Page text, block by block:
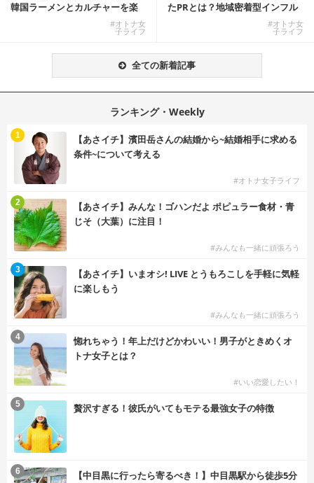
韓国ラーメンとカルチャーを楽
#オトナ女
子ライフ
たPRとは？地域密着型インフル
#オトナ女
子ライフ
全ての新着記事
ランキング・Weekly
【あさイチ】濱田岳さんの結婚から~結婚相手に求める
条件~について考える
#オトナ女子ライフ
1
【あさイチ】みんな！ゴハンだよ ポピュラー食材・青
じそ（大葉）に注目！
#みんなも一緒に頑張ろう
2
【あさイチ】いまオシ! LIVE とうもろこしを手軽に気軽
に楽しもう
#みんなも一緒に頑張ろう
3
惚れちゃう！年上だけどかわいい！男子がときめくオ
トナ女子とは？
#いい恋愛したい！
4
贅沢すぎる！彼氏がいてもモテる最強女子の特徴
5
【中目黒に行ったら寄るべき！】中目黒駅から徒歩5分
6